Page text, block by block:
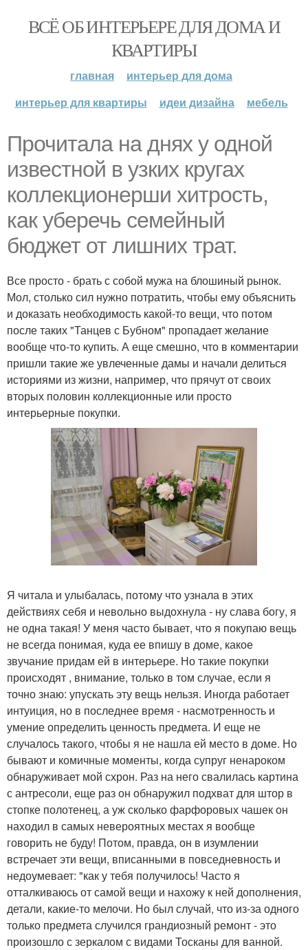
ВСЁ ОБ ИНТЕРЬЕРЕ ДЛЯ ДОМА И
КВАРТИРЫ
главная
интерьер для дома
интерьер для квартиры
идеи дизайна мебель
Прочитала на днях у одной
известной в узких кругах
коллекционерши хитрость,
как уберечь семейный
бюджет от лишних трат.
Все просто - брать с собой мужа на блошиный рынок.
Мол, столько сил нужно потратить, чтобы ему объяснить
и доказать необходимость какой-то вещи, что потом
после таких "Танцев с Бубном" пропадает желание
вообще что-то купить. А еще смешно, что в комментарии
пришли такие же увлеченные дамы и начали делиться
историями из жизни, например, что прячут от своих
вторых половин коллекционные или просто
интерьерные покупки.
Я читала и улыбалась, потому что узнала в этих
действиях себя и невольно выдохнула - ну слава богу, я
не одна такая! У меня часто бывает, что я покупаю вещь
не всегда понимая, куда ее впишу в доме, какое
звучание придам ей в интерьере. Но такие покупки
происходят , внимание, только в том случае, если я
точно знаю: упускать эту вещь нельзя. Иногда работает
интуиция, но в последнее время - насмотренность и
умение определить ценность предмета. И еще не
случалось такого, чтобы я не нашла ей место в доме. Но
бывают и комичные моменты, когда супруг ненароком
обнаруживает мой схрон. Раз на него свалилась картина
с антресоли, еще раз он обнаружил подхват для штор в
стопке полотенец, а уж сколько фарфоровых чашек он
находил в самых невероятных местах я вообще
говорить не буду! Потом, правда, он в изумлении
встречает эти вещи, вписанными в повседневность и
недоумевает: "как у тебя получилось! Часто я
отталкиваюсь от самой вещи и нахожу к ней дополнения,
детали, какие-то мелочи. Но был случай, что из-за одного
только предмета случился грандиозный ремонт - это
произошло с зеркалом с видами Тосканы для ванной.